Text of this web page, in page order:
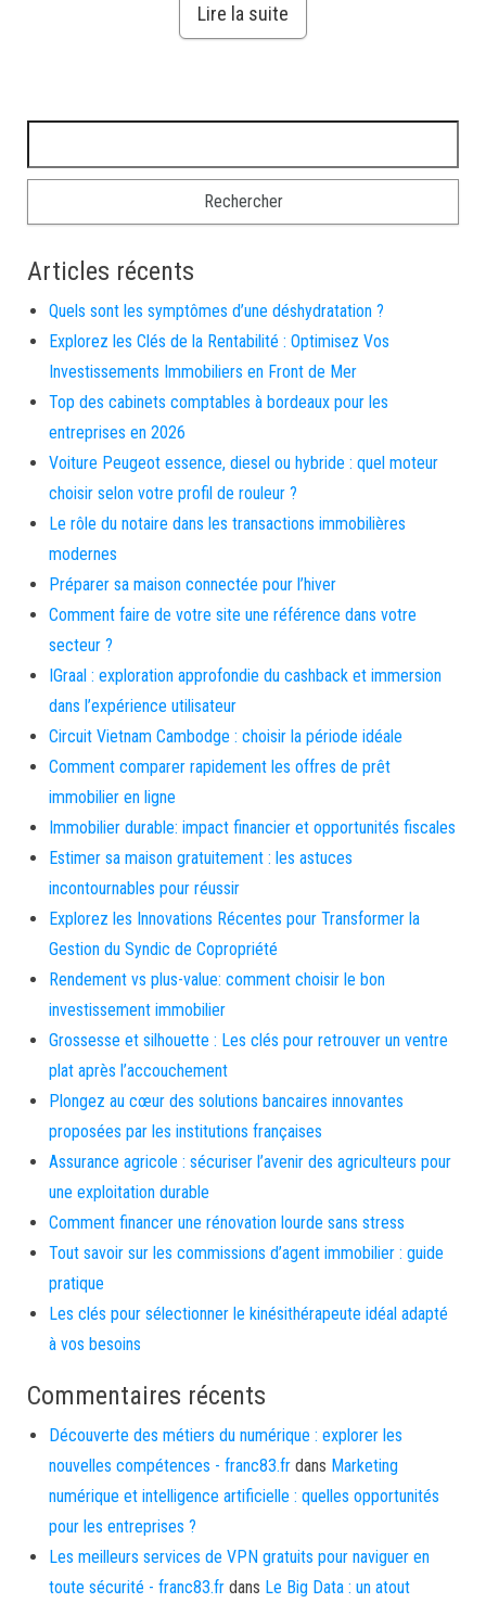
Lire la suite
Articles récents
Quels sont les symptômes d’une déshydratation ?
Explorez les Clés de la Rentabilité : Optimisez Vos
Investissements Immobiliers en Front de Mer
Top des cabinets comptables à bordeaux pour les
entreprises en 2026
Voiture Peugeot essence, diesel ou hybride : quel moteur
choisir selon votre profil de rouleur ?
Le rôle du notaire dans les transactions immobilières
modernes
Préparer sa maison connectée pour l’hiver
Comment faire de votre site une référence dans votre
secteur ?
IGraal : exploration approfondie du cashback et immersion
dans l’expérience utilisateur
Circuit Vietnam Cambodge : choisir la période idéale
Comment comparer rapidement les offres de prêt
immobilier en ligne
Immobilier durable: impact financier et opportunités fiscales
Estimer sa maison gratuitement : les astuces
incontournables pour réussir
Explorez les Innovations Récentes pour Transformer la
Gestion du Syndic de Copropriété
Rendement vs plus-value: comment choisir le bon
investissement immobilier
Grossesse et silhouette : Les clés pour retrouver un ventre
plat après l’accouchement
Plongez au cœur des solutions bancaires innovantes
proposées par les institutions françaises
Assurance agricole : sécuriser l’avenir des agriculteurs pour
une exploitation durable
Comment financer une rénovation lourde sans stress
Tout savoir sur les commissions d’agent immobilier : guide
pratique
Les clés pour sélectionner le kinésithérapeute idéal adapté
à vos besoins
Commentaires récents
Découverte des métiers du numérique : explorer les
nouvelles compétences - franc83.fr dans Marketing
numérique et intelligence artificielle : quelles opportunités
pour les entreprises ?
Les meilleurs services de VPN gratuits pour naviguer en
toute sécurité - franc83.fr dans Le Big Data : un atout